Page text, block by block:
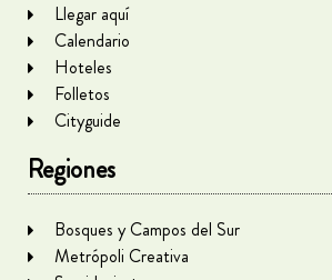
Llegar aquí
Calendario
Hoteles
Folletos
Cityguide
Regiones
Bosques y Campos del Sur
Metrópoli Creativa